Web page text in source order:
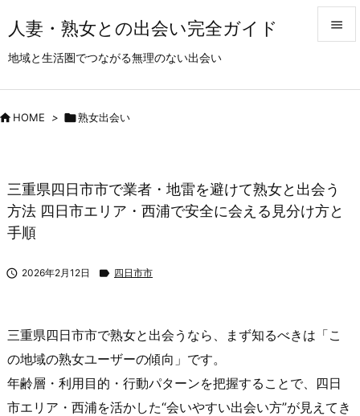
人妻・熟女との出会い完全ガイド
地域と生活圏でつながる無理のない出会い


次へ

HOME > 熟女出会い
三重県四日市市で業者・地雷を避けて熟女と出会う
方法 四日市エリア・西浦で安全に会える見分け方と
手順
 2026年2月12日  四日市市
三重県四日市市で熟女と出会うなら、まず知るべきは「こ
の地域の熟女ユーザーの傾向」です。
年齢層・利用目的・行動パターンを把握することで、四日
市エリア・西浦を活かした“会いやすい出会い方”が見えてき